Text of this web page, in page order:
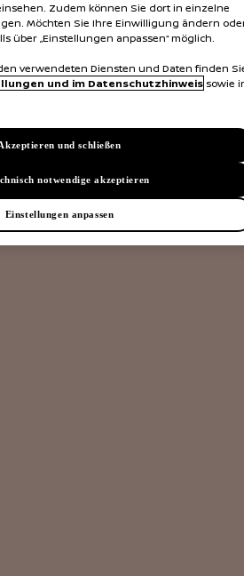
Zudem können Sie dort in einzelne
Möchten Sie Ihre Einwilligung ändern
über „Einstellungen anpassen“ möglich.
verwendeten Diensten und Daten finden
und im Datenschutzhinweissowie
Einstellungen anpassen
notwendige akzeptieren
und schließen